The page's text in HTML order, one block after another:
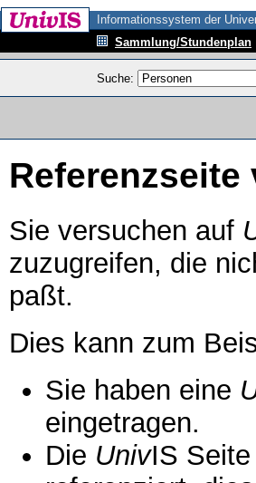
Informationssystem der
Sammlung/Stundenplan
Suche:
Referenzseite
Sie versuchen auf
zuzugreifen, die
paßt.
Dies kann zum
Sie haben eine
eingetragen.
Die UnivIS